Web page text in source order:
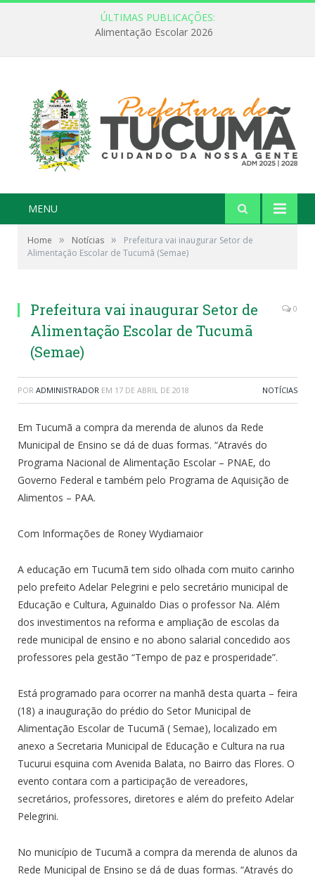
ÚLTIMAS PUBLICAÇÕES:
Alimentação Escolar 2026
MENU
Home » Notícias »
Prefeitura vai inaugurar Setor de
Alimentação Escolar de Tucumã (Semae)
Prefeitura vai inaugurar Setor de
Alimentação Escolar de Tucumã
(Semae)
0
POR ADMINISTRADOR EM 17 DE ABRIL DE 2018 NOTÍCIAS
Em Tucumã a compra da merenda de alunos da Rede
Municipal de Ensino se dá de duas formas. “Através do
Programa Nacional de Alimentação Escolar – PNAE, do
Governo Federal e também pelo Programa de Aquisição de
Alimentos – PAA.
Com Informações de Roney Wydiamaior
A educação em Tucumã tem sido olhada com muito carinho
pelo prefeito Adelar Pelegrini e pelo secretário municipal de
Educação e Cultura, Aguinaldo Dias o professor Na. Além
dos investimentos na reforma e ampliação de escolas da
rede municipal de ensino e no abono salarial concedido aos
professores pela gestão “Tempo de paz e prosperidade”.
Está programado para ocorrer na manhã desta quarta – feira
(18) a inauguração do prédio do Setor Municipal de
Alimentação Escolar de Tucumã ( Semae), localizado em
anexo a Secretaria Municipal de Educação e Cultura na rua
Tucurui esquina com Avenida Balata, no Bairro das Flores. O
evento contara com a participação de vereadores,
secretários, professores, diretores e além do prefeito Adelar
Pelegrini.
No município de Tucumã a compra da merenda de alunos da
Rede Municipal de Ensino se dá de duas formas. “Através do